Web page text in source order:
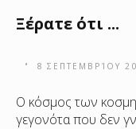
Ξέρατε ότι ...
8 ΣΕΠΤΕΜΒΡΊΟΥ
Ο κόσμος των
γεγονότα που δεν